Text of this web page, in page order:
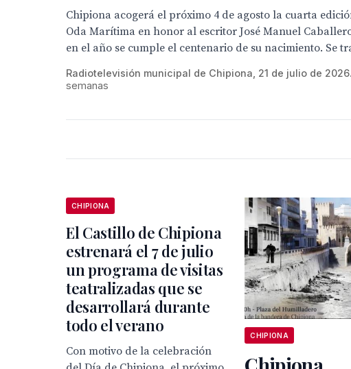
Chipiona acogerá el próximo 4 de agosto la cuarta
Oda Marítima en honor al escritor José Manuel
en el año se cumple el centenario de su nacimiento. Se
Radiotelevisión municipal de Chipiona, 21 de julio de 2026.
semanas
CHIPIONA
El Castillo de Chipiona
estrenará el 7 de julio
un programa de visitas
teatralizadas que se
desarrollará durante
todo el verano
Con motivo de la celebración
CHIPIONA